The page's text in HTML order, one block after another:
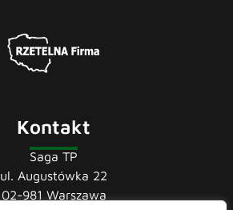
Kontakt
Saga TP
ul. Augustówka 22
02-981 Warszawa